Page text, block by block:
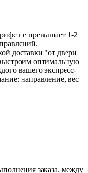
не превышает 1-2
доставки "от двери
оптимальную
вашего экспресс-
направление, вес
заказа. между